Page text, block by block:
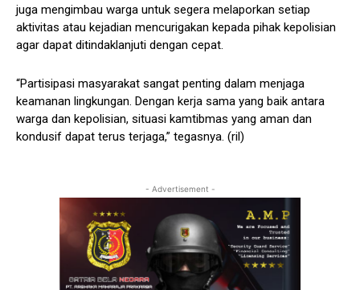
juga mengimbau warga untuk segera melaporkan setiap
aktivitas atau kejadian mencurigakan kepada pihak kepolisian
agar dapat ditindaklanjuti dengan cepat.
“Partisipasi masyarakat sangat penting dalam menjaga
keamanan lingkungan. Dengan kerja sama yang baik antara
warga dan kepolisian, situasi kamtibmas yang aman dan
kondusif dapat terus terjaga,” tegasnya. (ril)
- Advertisement -